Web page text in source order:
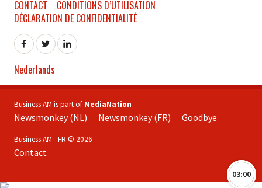
03:00
CONTACT
CONDITIONS D’UTILISATION
DÉCLARATION DE CONFIDENTIALITÉ
Nederlands
Business AM is part of MediaNation
Newsmonkey (NL) Newsmonkey (FR) Goodbye
Business AM - FR © 2026
Contact